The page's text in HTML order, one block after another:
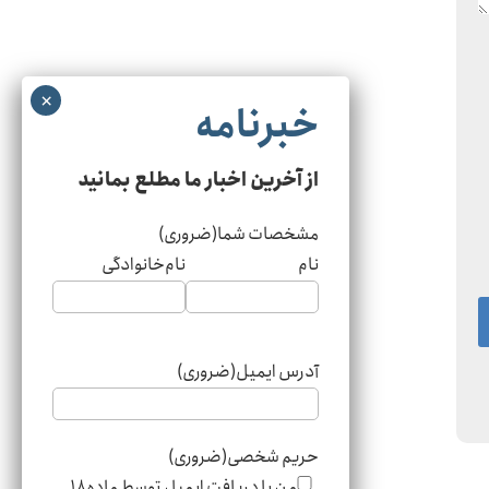
از آخرین اخبار ما مطلع بمانید
مشخصات شما(ضروری)
نام
نام‌خانوادگی
آدرس ایمیل(ضروری)
حریم شخصی(ضروری)